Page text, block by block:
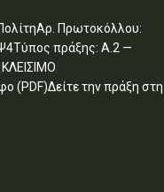
Πρωτοκόλλου:
πράξης: Α.2 —
(PDF)Δείτε την πράξη στη